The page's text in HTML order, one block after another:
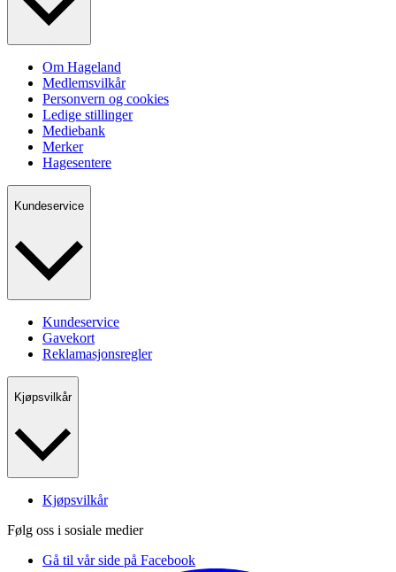
Om Hageland
Medlemsvilkår
Personvern og cookies
Ledige stillinger
Mediebank
Merker
Hagesentere
Kundeservice
Kundeservice
Gavekort
Reklamasjonsregler
Kjøpsvilkår
Kjøpsvilkår
Følg oss i sosiale medier
Gå til vår side på Facebook